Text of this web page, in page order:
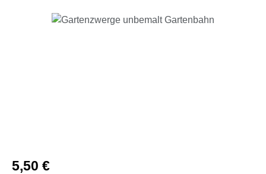
Bildergalerie überspringen
Regulärer Preis:
5,50 €